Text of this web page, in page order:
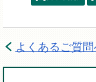
よくあるご質